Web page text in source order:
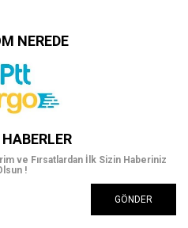
NEREDE
ve Fırsatlardan İlk Sizin Haberiniz
!
GÖNDER